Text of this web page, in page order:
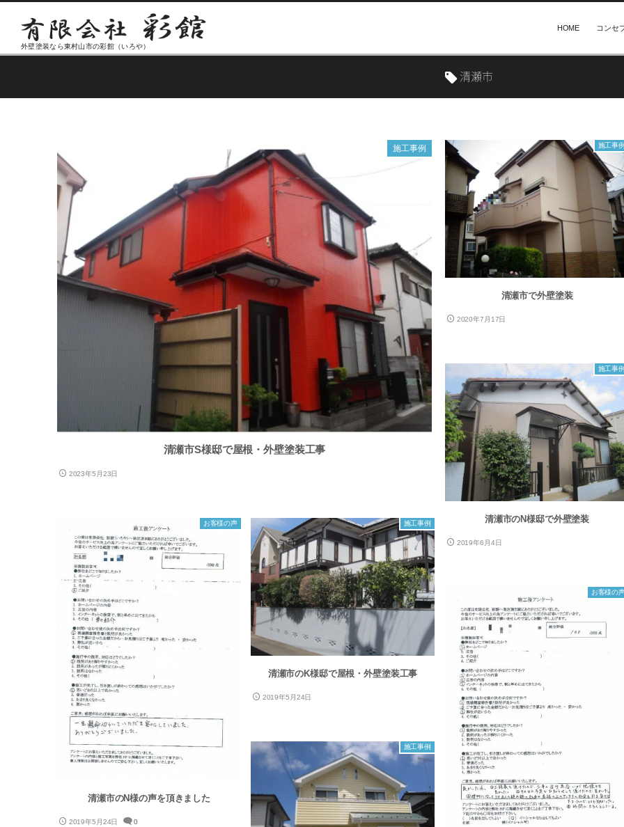
外壁塗装なら東村山市の彩館（いろや）
HOME コンセ
清瀬市
清瀬市S様邸で屋根・外壁塗装工事
2023年5月23日
施工事例
清瀬市で外壁塗装
2020年7月17日
施工事
清瀬市のN様邸で外壁塗装
2019年6月4日
施工事
清瀬市のN様の声を頂きました
2019年5月24日
お客様の声
0
清瀬市のK様邸で屋根・外壁塗装工事
2019年5月24日
施工事例
お客様の
施工事例